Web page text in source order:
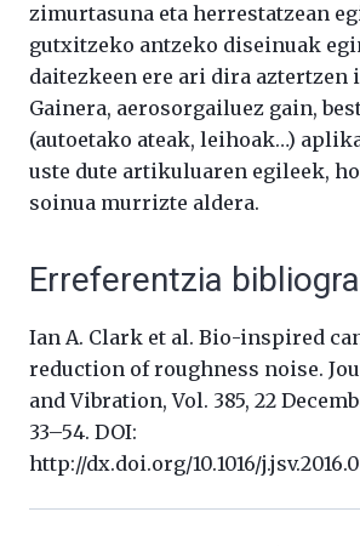
zimurtasuna eta herrestatzean
gutxitzeko antzeko diseinuak
daitezkeen ere ari dira aztertzen
Gainera, aerosorgailuez gain,
(autoetako ateak, leihoak…)
uste dute artikuluaren egileek,
soinua murrizte aldera.
Erreferentzia
Ian A. Clark et al. Bio-inspired
reduction of roughness noise.
and Vibration, Vol. 385, 22
33–54. DOI:
http://dx.doi.org/10.1016/